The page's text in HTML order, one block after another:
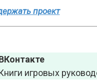
проект
игровых